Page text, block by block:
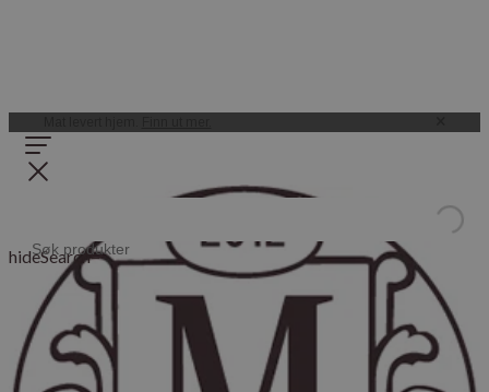
hideSearch= Bestill pizza
rett fra vår vedfyrte steinovn